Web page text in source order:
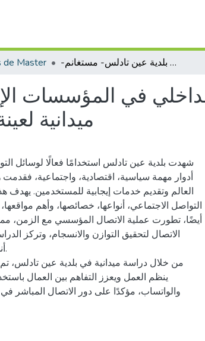
de Master -الإتصال الداخلي في المؤسسات الإدارية واستخدام مجموعة الدردشة : دراسة ميدانية لعينة من مجموعات بلدية عين تادلس- مستغانم
ميدانية
شهدت بلدية عين تادلس استخدامًا فعالًا لوسائل
أدوار مهمة سياسية، اقتصادية، واجتماعية،
العالم وتقديم خدمات إيجابية للمستخدمين. يهدف
التواصل الاجتماعي، أنواعها، خصائصها، وأهم مواقعها،
أيضًا، تطورت عملية الاتصال المؤسسي مع الزمن،
الاتصال لتحقيق التوازن والانسجام، وتركز
من خلال دراسة ميدانية في بلدية عين تادلس،
ينظم العمل ويعزز التفاهم بين العمال
والواتساب، مؤكدًا على دور الاتصال المباشر